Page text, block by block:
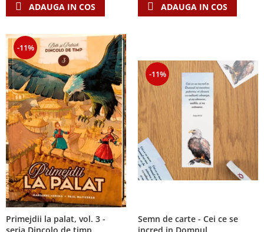
ADAUGA IN COS ADAUGA IN COS
-11%
Primejdii la palat, vol. 3 -
seria Dincolo de timp
-11%
Semn de carte - Cei ce se
incred in Domnul